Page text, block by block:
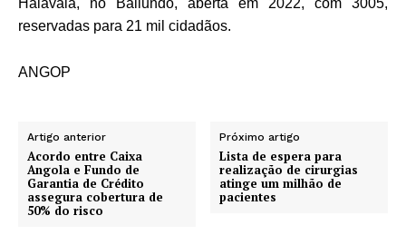
Halavala, no Bailundo, aberta em 2022, com 3005,
reservadas para 21 mil cidadãos.
ANGOP
Artigo anterior
Acordo entre Caixa
Angola e Fundo de
Garantia de Crédito
assegura cobertura de
50% do risco
Próximo artigo
Lista de espera para
realização de cirurgias
atinge um milhão de
pacientes